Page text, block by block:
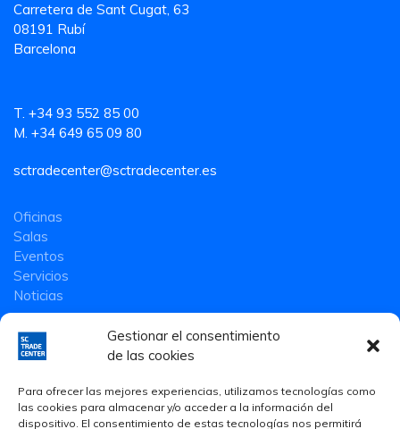
Gestionar el consentimiento
de las cookies
Para ofrecer las mejores experiencias, utilizamos tecnologías como
las cookies para almacenar y/o acceder a la información del
dispositivo. El consentimiento de estas tecnologías nos permitirá
Carretera de Sant Cugat, 63
08191 Rubí
Barcelona
T. +34 93 552 85 00
M. +34 649 65 09 80
sctradecenter@sctradecenter.es
Oficinas
Salas
Eventos
Servicios
Noticias